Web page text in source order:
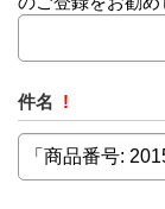
件名 !